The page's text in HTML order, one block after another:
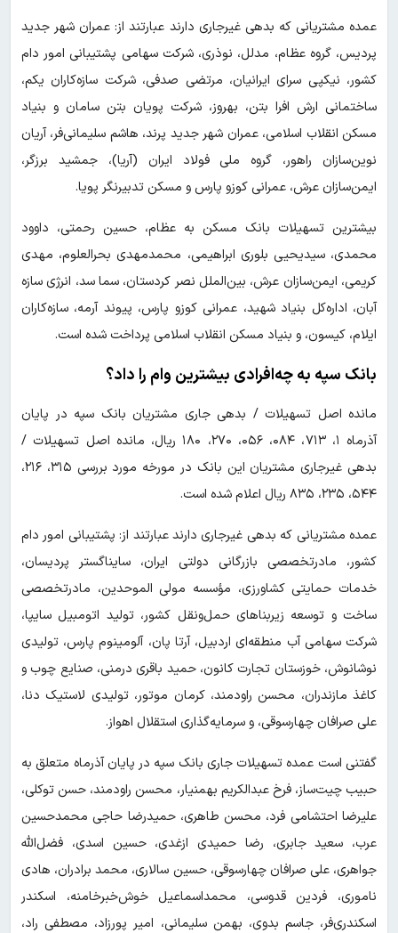
عمده مشتریانی که بدهی غیرجاری دارند عبارتند از: عمران شهر جدید
پردیس، گروه عظام، مدلل، نوذری، شرکت سهامی پشتیبانی امور دام
کشور، نیکپی سرای ایرانیان، مرتضی صدفی، شرکت سازه‌کاران یکم،
ساختمانی ارش افرا بتن، بهروز، شرکت پویان بتن سامان و بنیاد
مسکن انقلاب اسلامی، عمران شهر جدید پرند، هاشم سلیمانی‌فر، آریان
نوین‌سازان راهور، گروه ملی فولاد ایران (آریا)، جمشید برزگر،
ایمن‌سازان عرش، عمرانی کوزو پارس و مسکن تدبیرنگر پویا.
بیشترین تسهیلات بانک مسکن به عظام، حسین رحمتی، داوود
محمدی، سیدیحیی بلوری ابراهیمی، محمدمهدی بحرالعلوم، مهدی
کریمی، ایمن‌سازان عرش، بین‌الملل نصر کردستان، سما سد، انرژی سازه
آبان، اداره‌کل بنیاد شهید، عمرانی کوزو پارس، پیوند آرمه، سازه‌کاران
ایلام، کیسون، و بنیاد مسکن انقلاب اسلامی پرداخت شده است.
بانک سپه به چه‌افرادی بیشترین وام را داد؟
مانده اصل تسهیلات / بدهی جاری مشتریان بانک سپه در پایان
آذرماه ۱، ۷۱۳، ۰۸۴، ۰۵۶، ۲۷۰، ۱۸۰ ریال، مانده اصل تسهیلات /
بدهی غیرجاری مشتریان این بانک در مورخه مورد بررسی ۳۱۵، ۲۱۶،
۵۴۴، ۲۳۵، ۸۳۵ ریال اعلام شده است.
عمده مشتریانی که بدهی غیرجاری دارند عبارتند از: پشتیبانی امور دام
کشور، مادرتخصصی بازرگانی دولتی ایران، سایناگستر پردیسان،
خدمات حمایتی کشاورزی، مؤسسه مولی الموحدین، مادرتخصصی
ساخت و توسعه زیربنا‌های حمل‌ونقل کشور، تولید اتومبیل سایپا،
شرکت سهامی آب منطقه‌ای اردبیل، آرتا پان، آلومینوم پارس، تولیدی
نوشانوش، خوزستان تجارت کانون، حمید باقری درمنی، صنایع چوب و
کاغذ مازندران، محسن راودمند، کرمان موتور، تولیدی لاستیک دنا،
علی صرافان چهارسوقی، و سرمایه‌گذاری استقلال اهواز.
گفتنی است عمده تسهیلات جاری بانک سپه در پایان آذرماه متعلق به
حبیب چیت‌ساز، فرخ عبدالکریم بهمنیار، محسن راودمند، حسن توکلی،
علیرضا احتشامی فرد، محسن طاهری، حمیدرضا حاجی محمدحسین
عرب، سعید جابری، رضا حمیدی ازغدی، حسین اسدی، فضل‌الله
جواهری، علی صرافان چهارسوقی، حسین سالاری، محمد برادران، هادی
ناموری، فردین قدوسی، محمداسماعیل خوش‌خبرخامنه، اسکندر
اسکندری‌فر، جاسم بدوی، بهمن سلیمانی، امیر پورزاد، مصطفی راد،